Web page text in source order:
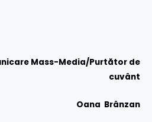
Mass-Media/Purtător de
cuvânt
Oana Brânzan